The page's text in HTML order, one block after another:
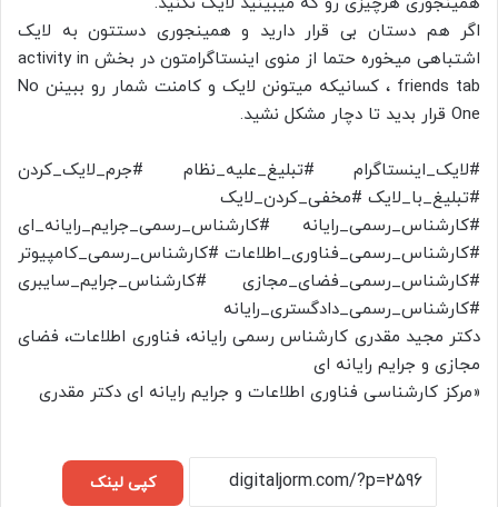
اگر هم دستان بی قرار دارید و همینجوری دستتون به لایک
اشتباهی میخوره حتما از منوی اینستاگرامتون در بخش activity in
friends tab ، کسانیکه میتونن لایک و کامنت شمار رو ببینن No
One قرار بدید تا دچار مشکل نشید.
#لایک_اینستاگرام #تبلیغ_علیه_نظام #جرم_لایک_کردن
#تبلیغ_با_لایک #مخفی_کردن_لایک
#کارشناس_رسمی_رایانه #کارشناس_رسمی_جرایم_رایانه_ای
#کارشناس_رسمی_فناوری_اطلاعات #کارشناس_رسمی_کامپیوتر
#کارشناس_رسمی_فضای_مجازی #کارشناس_جرایم_سایبری
#کارشناس_رسمی_دادگستری_رایانه
دکتر مجید مقدری کارشناس رسمی رایانه، فناوری اطلاعات، فضای
مجازی و جرایم رایانه ای
«مرکز کارشناسی فناوری اطلاعات و جرایم رایانه ای دکتر مقدری
کپی لینک